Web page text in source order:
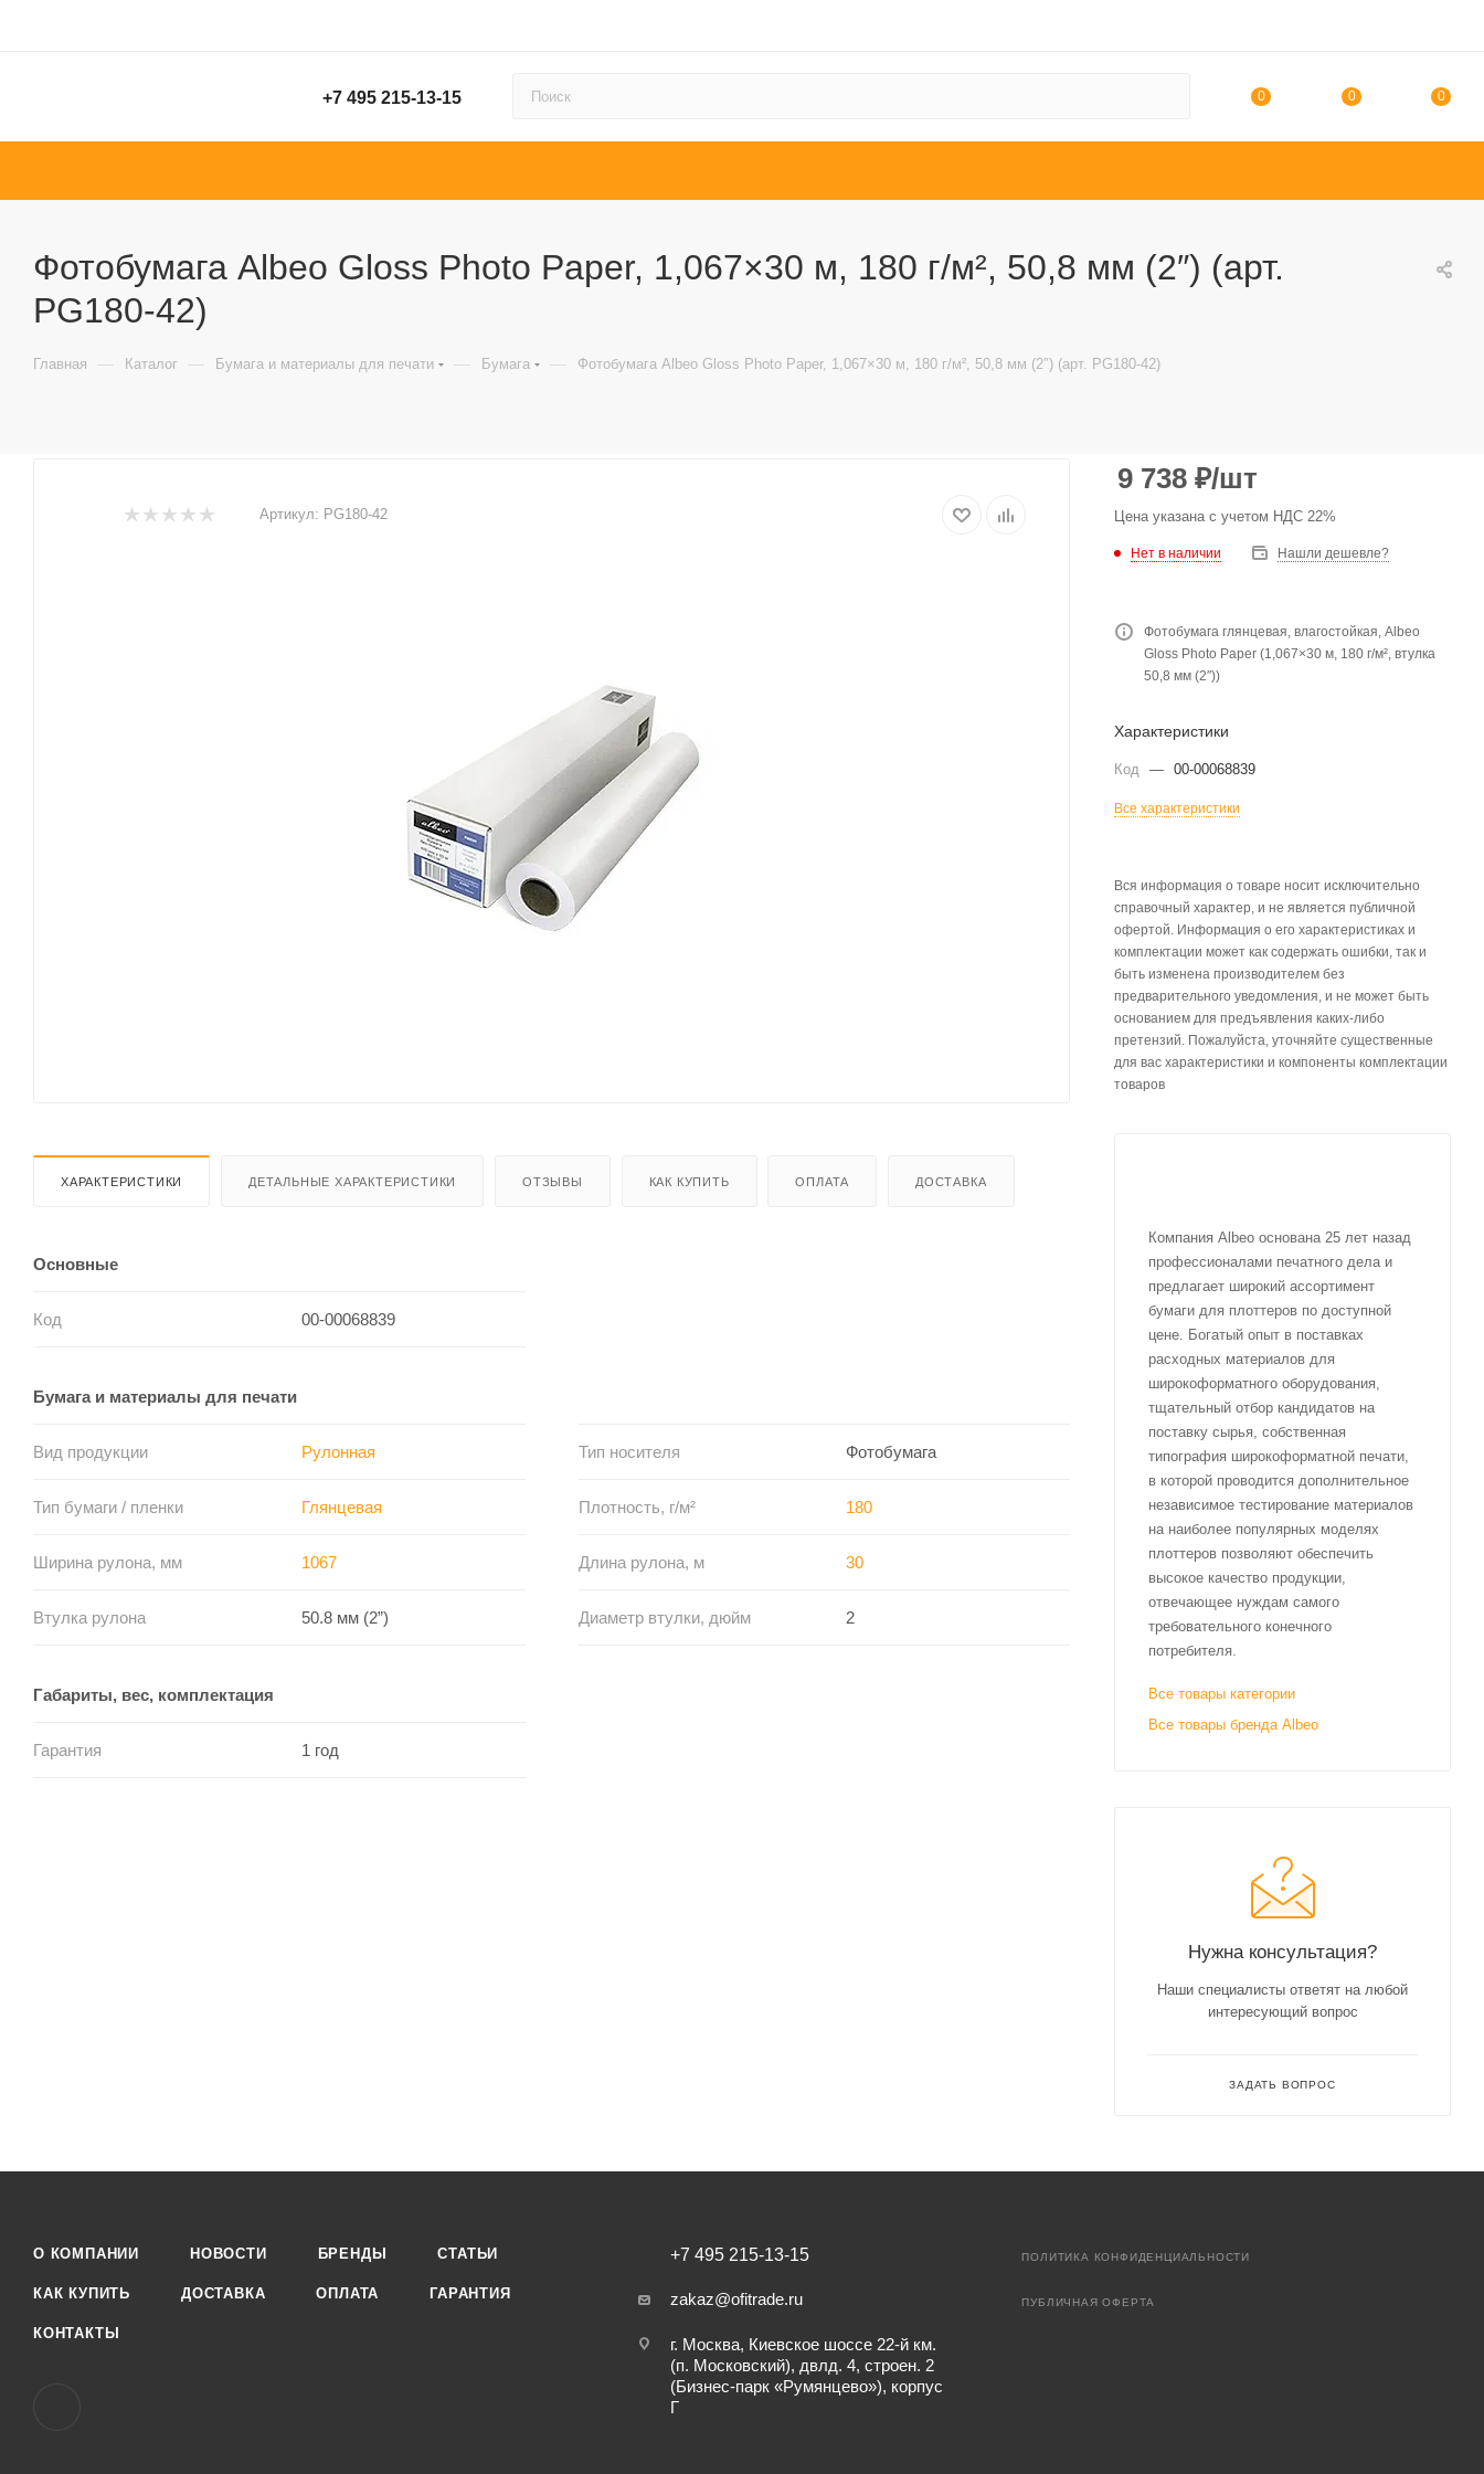
+7 495 215-13-15 0 0 0
Фотобумага Albeo Gloss Photo Paper, 1,067×30 м, 180 г/м², 50,8 мм (2″) (арт.
PG180-42)
Главная — Каталог — Бумага и материалы для печати — Бумага — Фотобумага Albeo Gloss Photo Paper, 1,067×30 м, 180 г/м², 50,8 мм (2″) (арт. PG180-42)
Артикул: PG180-42
ХАРАКТЕРИСТИКИ ДЕТАЛЬНЫЕ ХАРАКТЕРИСТИКИ ОТЗЫВЫ КАК КУПИТЬ ОПЛАТА ДОСТАВКА
Основные
Код 00-00068839
Бумага и материалы для печати
Вид продукции Рулонная Тип носителя Фотобумага
Тип бумаги / пленки Глянцевая Плотность, г/м² 180
Ширина рулона, мм 1067 Длина рулона, м 30
Втулка рулона 50.8 мм (2”) Диаметр втулки, дюйм 2
Габариты, вес, комплектация
Гарантия 1 год
9 738 ₽/шт
Цена указана с учетом НДС 22%
Нет в наличии Нашли дешевле?
Фотобумага глянцевая, влагостойкая, Albeo
Gloss Photo Paper (1,067×30 м, 180 г/м², втулка
50,8 мм (2″))
Характеристики
Код — 00-00068839
Все характеристики
Вся информация о товаре носит исключительно
справочный характер, и не является публичной
офертой. Информация о его характеристиках и
комплектации может как содержать ошибки, так и
быть изменена производителем без
предварительного уведомления, и не может быть
основанием для предъявления каких-либо
претензий. Пожалуйста, уточняйте существенные
для вас характеристики и компоненты комплектации
товаров
Компания Albeo основана 25 лет назад
профессионалами печатного дела и
предлагает широкий ассортимент
бумаги для плоттеров по доступной
цене. Богатый опыт в поставках
расходных материалов для
широкоформатного оборудования,
тщательный отбор кандидатов на
поставку сырья, собственная
типография широкоформатной печати,
в которой проводится дополнительное
независимое тестирование материалов
на наиболее популярных моделях
плоттеров позволяют обеспечить
высокое качество продукции,
отвечающее нуждам самого
требовательного конечного
потребителя.
Все товары категории
Все товары бренда Albeo
Нужна консультация?
Наши специалисты ответят на любой
интересующий вопрос
ЗАДАТЬ ВОПРОС
О КОМПАНИИ НОВОСТИ БРЕНДЫ СТАТЬИ
КАК КУПИТЬ ДОСТАВКА ОПЛАТА ГАРАНТИЯ
КОНТАКТЫ
+7 495 215-13-15
zakaz@ofitrade.ru
г. Москва, Киевское шоссе 22-й км.
(п. Московский), двлд. 4, строен. 2
(Бизнес-парк «Румянцево»), корпус
Г
ПОЛИТИКА КОНФИДЕНЦИАЛЬНОСТИ
ПУБЛИЧНАЯ ОФЕРТА